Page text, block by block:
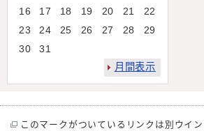
16
17 18 19 20 21
22
23
24 25 26 27 28
29
30
31
月間表示
このマークがついているリンクは別ウイ